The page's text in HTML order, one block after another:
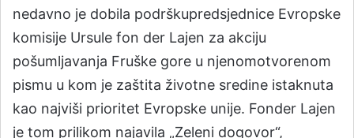
nedavno je dobila podrškupredsjednice Evropske
komisije Ursule fon der Lajen za akciju
pošumljavanja Fruške gore u njenomotvorenom
pismu u kom je zaštita životne sredine istaknuta
kao najviši prioritet Evropske unije. Fonder Lajen
je tom prilikom najavila „Zeleni dogovor“,